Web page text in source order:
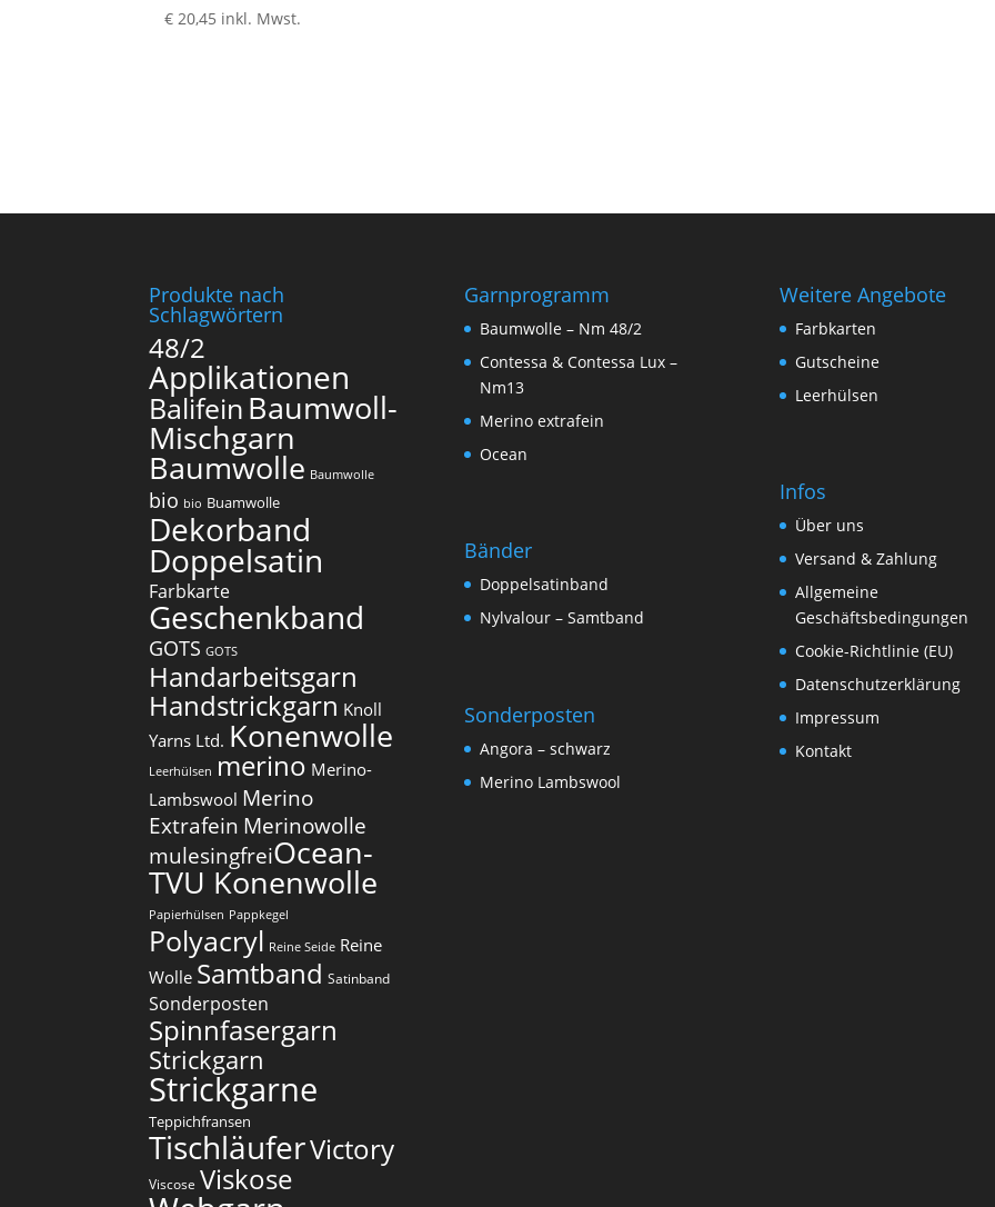
€ 20,45 inkl. Mwst.
Produkte nach
Schlagwörtern
48/2
Applikationen
Balifein Baumwoll-
Mischgarn
Baumwolle Baumwolle
bio bio Buamwolle
Dekorband
Doppelsatin
Farbkarte
Geschenkband
GOTS GOTS
Handarbeitsgarn
Handstrickgarn Knoll
Yarns Ltd. Konenwolle
Leerhülsen merino Merino-
Lambswool Merino
Extrafein Merinowolle
mulesingfrei​Ocean-
TVU Konenwolle
Papierhülsen Pappkegel
Polyacryl Reine Seide Reine
Wolle Samtband Satinband
Sonderposten
Spinnfasergarn
Strickgarn
Strickgarne
Teppichfransen
TischläuferVictory
Viscose Viskose
Garnprogramm
Baumwolle – Nm 48/2
Contessa & Contessa Lux –
Nm13
Merino extrafein
Ocean
Bänder
Doppelsatinband
Nylvalour – Samtband
Sonderposten
Angora – schwarz
Merino Lambswool
Weitere Angebote
Farbkarten
Gutscheine
Leerhülsen
Infos
Über uns
Versand & Zahlung
Allgemeine
Geschäftsbedingungen
Cookie-Richtlinie (EU)
Datenschutzerklärung
Impressum
Kontakt